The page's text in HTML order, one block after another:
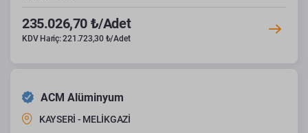
235.026,70 ₺/Adet
KDV Hariç: 221.723,30 ₺/Adet
ACM Alüminyum
KAYSERİ - MELİKGAZİ